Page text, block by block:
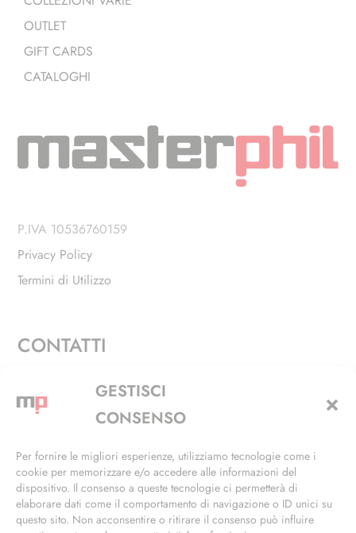
GESTISCI
CONSENSO
Per fornire le migliori esperienze, utilizziamo tecnologie come i
cookie per memorizzare e/o accedere alle informazioni del
dispositivo. Il consenso a queste tecnologie ci permetterà di
elaborare dati come il comportamento di navigazione o ID unici su
questo sito. Non acconsentire o ritirare il consenso può influire
OUTLET
GIFT CARDS
CATALOGHI
P.IVA 10536760159
Privacy Policy
Termini di Utilizzo
CONTATTI
Via Alfieri, 27 - Trezzano Sul Naviglio (MI)
+39 02 4846 3155
info@masterphil.it